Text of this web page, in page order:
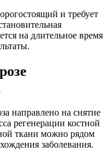
и требует
на длительное время
направлено на снятие
регенерации костной
ткани можно рядом
заболевания.